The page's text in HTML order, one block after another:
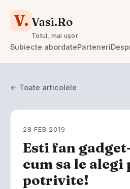
V. Vasi.Ro
Totul, mai ușor
Subiecte abordateParteneri
← Toate articolele
28 FEB 2019
Esti fan
cum sa le alegi
potrivite!